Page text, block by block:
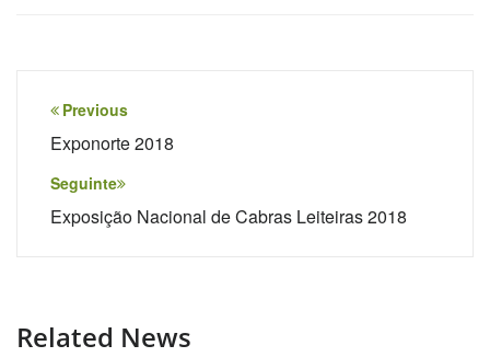
Navegação
de
Post
Previous
Exponorte 2018
Seguinte
Exposição Nacional de Cabras Leiteiras 2018
Related News